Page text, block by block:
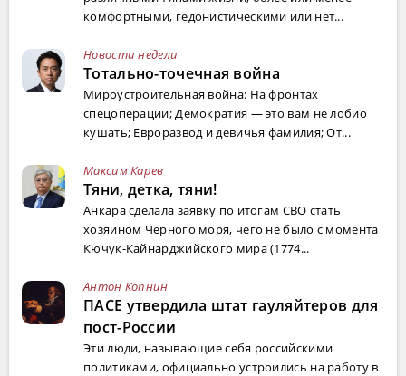
комфортными, гедонистическими или нет...
Новости недели
Тотально-точечная война
Мироустроительная война: На фронтах
спецоперации; Демократия — это вам не лобио
кушать; Евроразвод и девичья фамилия; От...
Максим Карев
Тяни, детка, тяни!
Анкара сделала заявку по итогам СВО стать
хозяином Черного моря, чего не было с момента
Кючук-Кайнарджийского мира (1774...
Антон Копнин
ПАСЕ утвердила штат гауляйтеров для
пост-России
Эти люди, называющие себя российскими
политиками, официально устроились на работу в